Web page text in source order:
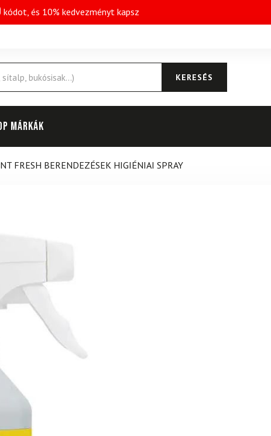
kódot, és 10% kedvezményt kapsz
KERESÉS
márkák
FRESH BERENDEZÉSEK HIGIÉNIAI SPRAY